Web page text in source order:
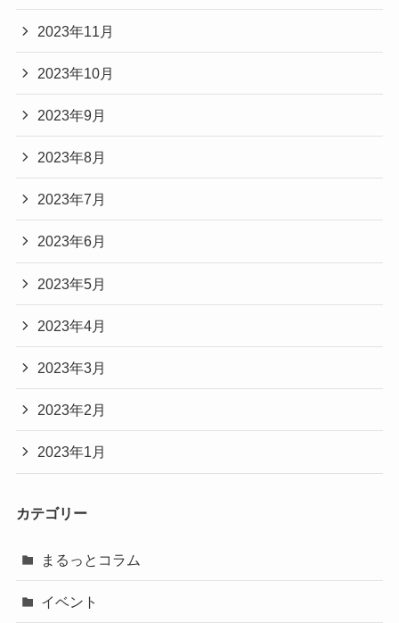
2023年11月
2023年10月
2023年9月
2023年8月
2023年7月
2023年6月
2023年5月
2023年4月
2023年3月
2023年2月
2023年1月
カテゴリー
まるっとコラム
イベント